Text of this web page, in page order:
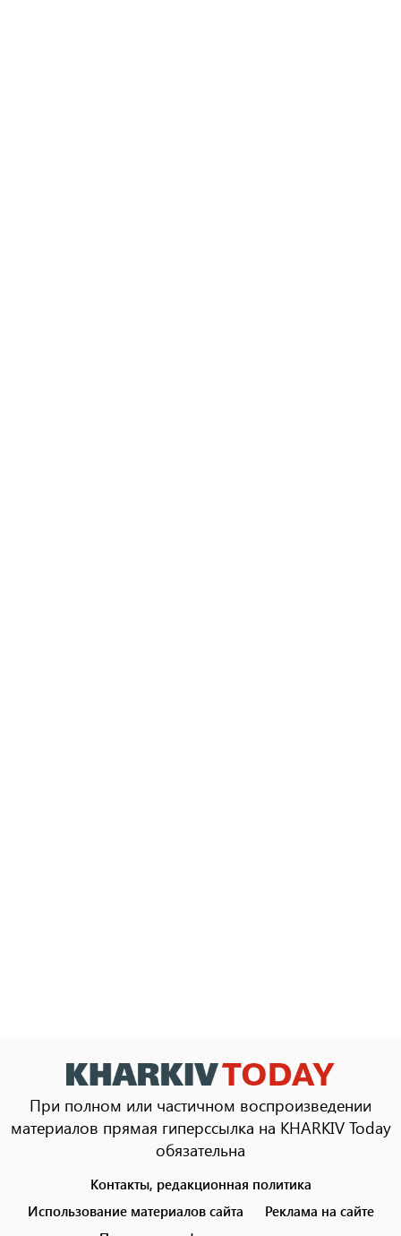
При полном или частичном воспроизведении
материалов прямая гиперссылка на KHARKIV Today
обязательна
menu
Контакты, редакционная политика
Использование материалов сайта
Реклама на сайте